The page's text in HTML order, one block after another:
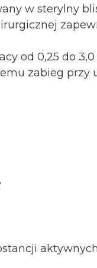
w sterylny
od 0,25 do
zabieg